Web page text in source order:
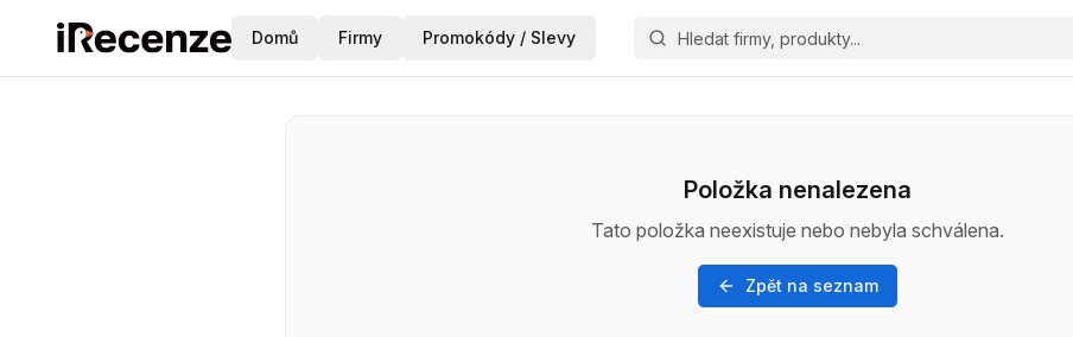
Domů Firmy Promokódy / Slevy
Položka nenalezena
Tato položka neexistuje nebo nebyla schválena.
Zpět na seznam